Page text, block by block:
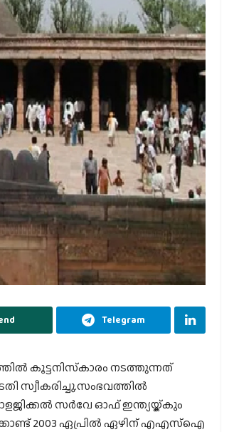
Telegram
കൂട്ടനിസ്‌കാരം നടത്തുന്നത്
സ്വീകരിച്ചു.സംഭവത്തില്‍
സര്‍വേ ഓഫ് ഇന്ത്യയ്ക്കും
2003 ഏപ്രില്‍ ഏഴിന് എഎസ്ഐ